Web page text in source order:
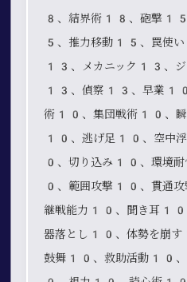
8、結界術18、砲撃15
5、推力移動15、罠使
13、メカニック13、
13、偵察13、早業10
術10、集団戦術10、瞬
10、逃げ足10、空中
0、切り込み10、環境
0、範囲攻撃10、貫通
継戦能力10、聞き耳10
器落とし10、体勢を崩
鼓舞10、救助活動10